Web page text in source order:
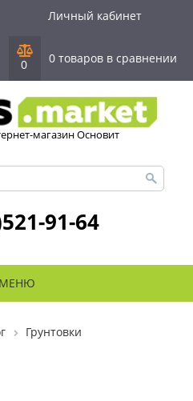
Личный кабинет
0 0 товаров в сравнении
магазин Основит
91-64
МЕНЮ
Грунтовки